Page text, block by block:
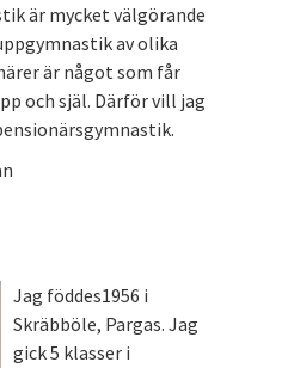
är mycket välgörande
av olika
är något som får
och själ. Därför vill jag
Jag föddes1956 i
Skräbböle, Pargas. Jag
gick 5 klasser i